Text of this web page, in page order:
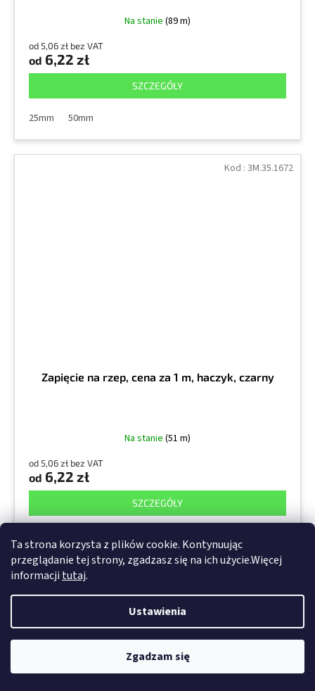
Ta strona korzysta z plików cookie. Kontynuując
przeglądanie tej strony, zgadzasz się na ich użycie.Więcej
informacji tutaj.
Ustawienia
Zgadzam się
Na stanie (89 m)
od 5,06 zł bez VAT
od 6,22 zł
SZCZEGÓŁY
25mm 50mm
Zapięcie na rzep, cena za 1 m, haczyk, czarny
Na stanie (51 m)
od 5,06 zł bez VAT
od 6,22 zł
SZCZEGÓŁY
Kod : 3M.35.1672